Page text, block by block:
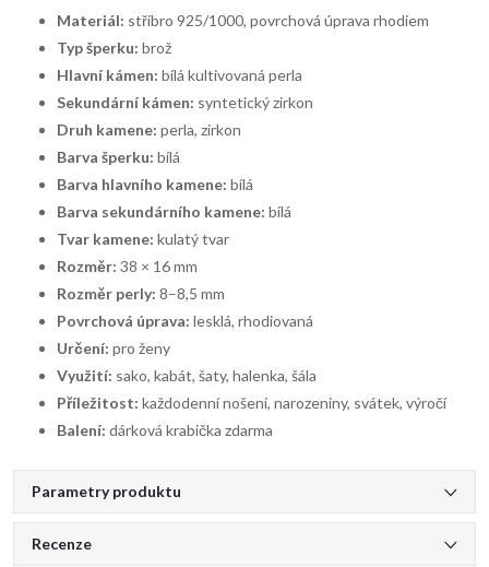
Materiál: stříbro 925/1000, povrchová úprava rhodiem
Typ šperku: brož
Hlavní kámen: bílá kultivovaná perla
Sekundární kámen: syntetický zirkon
Druh kamene: perla, zirkon
Barva šperku: bílá
Barva hlavního kamene: bílá
Barva sekundárního kamene: bílá
Tvar kamene: kulatý tvar
Rozměr: 38 × 16 mm
Rozměr perly: 8–8,5 mm
Povrchová úprava: lesklá, rhodiovaná
Určení: pro ženy
Využití: sako, kabát, šaty, halenka, šála
Příležitost: každodenní nošení, narozeniny, svátek, výročí
Balení: dárková krabička zdarma
Parametry produktu
Recenze